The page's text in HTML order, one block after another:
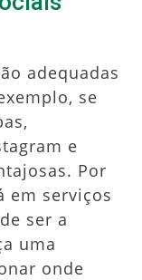
adequadas
se
e
Por
em serviços
ser a
uma
onde